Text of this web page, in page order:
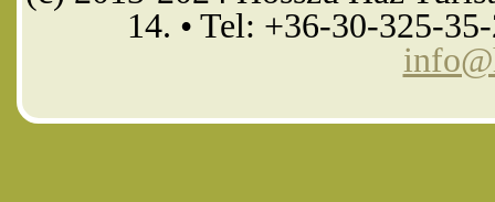
14. • Tel: +36-30-325-